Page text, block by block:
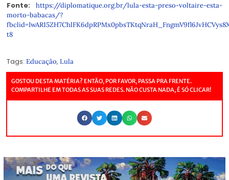
Fonte: https://diplomatique.org.br/lula-esta-preso-voltaire-esta-
morto-babacas/?
t8
Tags: Educação, Lula
GOSTOU DESTA MATÉRIA? ENTÃO, POR FAVOR, PASSA PRA FRENTE.
COMPARTILHE EM TODAS AS SUAS REDES. NÃO CUSTA NADA, É SÓ CLICAR!